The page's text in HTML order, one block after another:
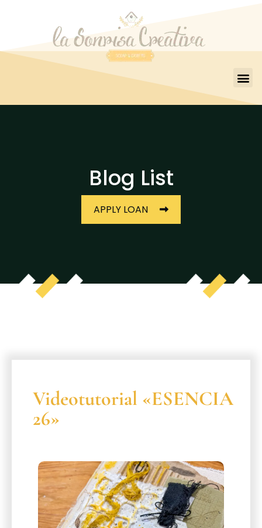
Blog List
APPLY LOAN
Videotutorial «ESENCIA
26»